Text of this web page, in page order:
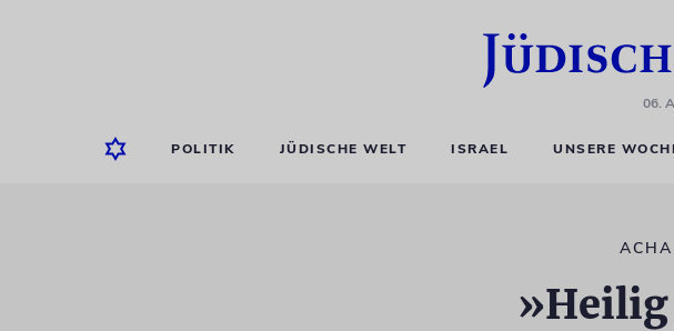
06.
POLITIK JÜDISCHE WELT ISRAEL UNSERE